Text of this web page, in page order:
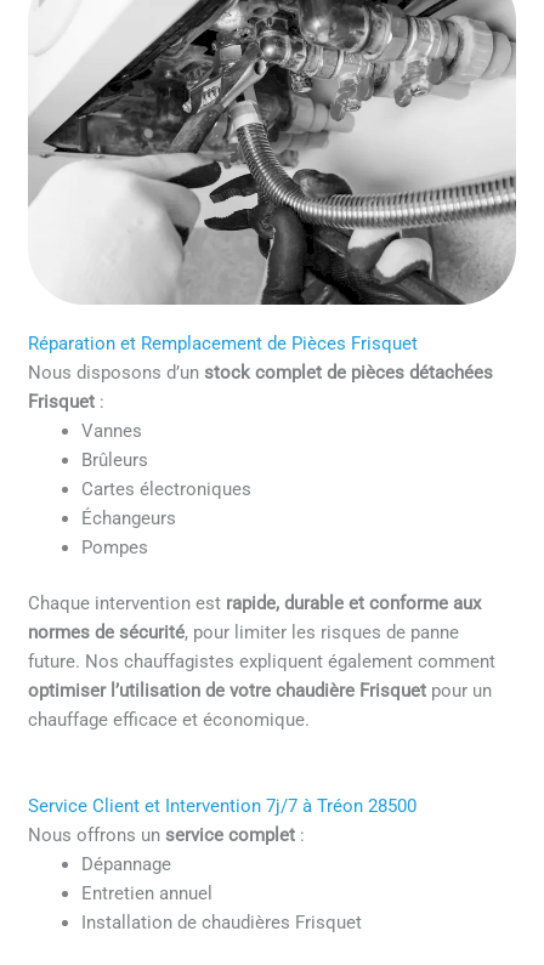
Réparation et Remplacement de Pièces Frisquet
Nous disposons d’unstock complet de pièces détachées
Frisquet :
Vannes
Brûleurs
Cartes électroniques
Échangeurs
Pompes
Chaque intervention est rapide, durable et conforme aux
normes de sécurité, pour limiter les risques de panne
future. Nos chauffagistes expliquent également comment
optimiser l’utilisation de votre chaudière Frisquet pour un
chauffage efficace et économique.
Service Client et Intervention 7j/7 à Tréon 28500
Nous offrons unservice complet :
Dépannage
Entretien annuel
Installation de chaudières Frisquet